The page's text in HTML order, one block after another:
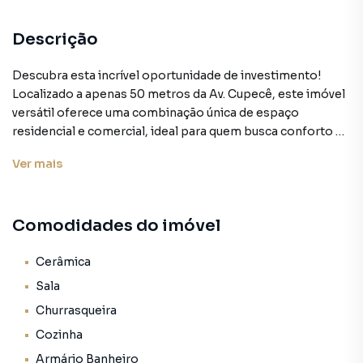
Descrição
Descubra esta incrível oportunidade de investimento!
Localizado a apenas 50 metros da Av. Cupecê, este imóvel
versátil oferece uma combinação única de espaço
residencial e comercial, ideal para quem busca conforto e
Área Residencial:
Casa 2: 01 quarto, sala, cozinha e banheiro.
Área de Lazer: Churrasqueira perfeita para momentos de
Área Comercial:
02 salões comerciais no piso inferior, prontos para serem
Ver mais
Comodidades do imóvel
Cerâmica
Sala
Churrasqueira
Cozinha
Armário Banheiro